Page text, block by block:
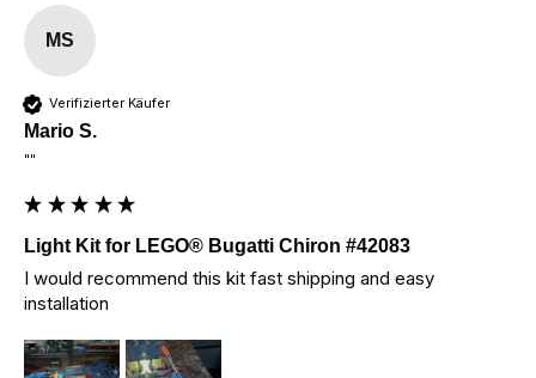
MS
Verifizierter Käufer
Mario S.
""
Light Kit for LEGO® Bugatti Chiron #42083
I would recommend this kit fast shipping and easy
installation